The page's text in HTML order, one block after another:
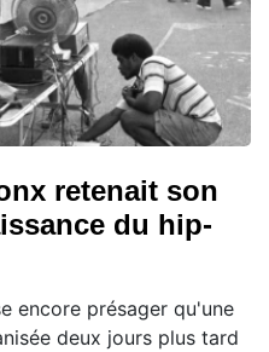
retenait son
du hip-
encore présager qu'une
deux jours plus tard